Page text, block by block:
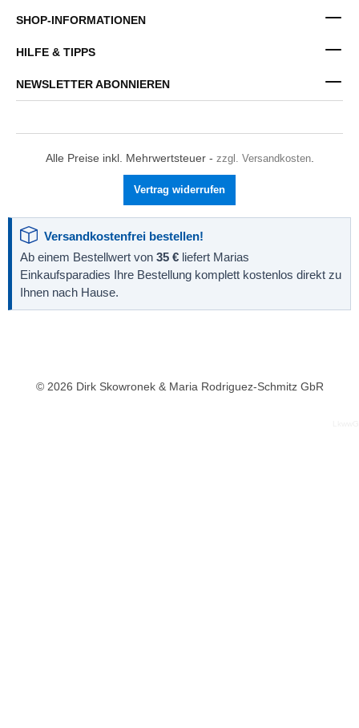
SHOP-INFORMATIONEN
HILFE & TIPPS
NEWSLETTER ABONNIEREN
Alle Preise inkl. Mehrwertsteuer - zzgl. Versandkosten.
Vertrag widerrufen
Versandkostenfrei bestellen!
Ab einem Bestellwert von 35 € liefert Marias
Einkaufsparadies Ihre Bestellung komplett kostenlos direkt zu
Ihnen nach Hause.
© 2026 Dirk Skowronek & Maria Rodriguez-Schmitz GbR